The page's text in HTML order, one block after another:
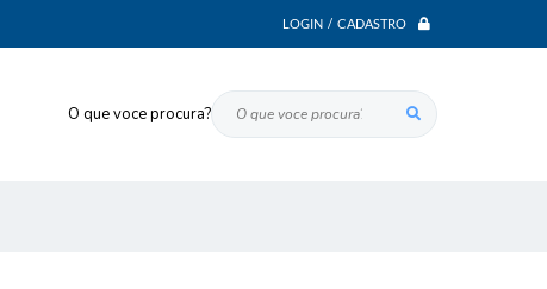
LOGIN / CADASTRO
O que voce procura?